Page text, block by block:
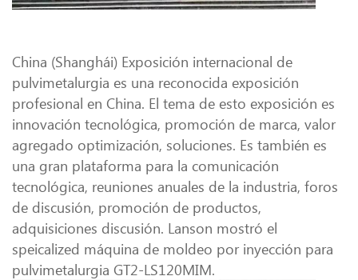
China (Shanghái) Exposición internacional de
pulvimetalurgia es una reconocida exposición
profesional en China. El tema de esto exposición es
innovación tecnológica, promoción de marca, valor
agregado optimización, soluciones. Es también es
una gran plataforma para la comunicación
tecnológica, reuniones anuales de la industria, foros
de discusión, promoción de productos,
adquisiciones discusión. Lanson mostró el
speicalized máquina de moldeo por inyección para
pulvimetalurgia GT2-LS120MIM.